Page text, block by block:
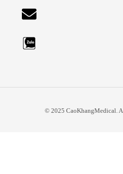
© 2025 CaoKhangMedical.